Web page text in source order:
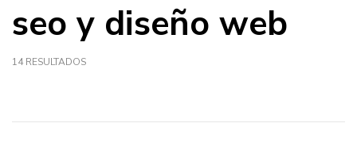
seo y diseño web
14 RESULTADOS